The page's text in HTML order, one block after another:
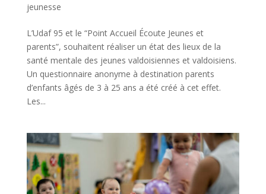
jeunesse
L’Udaf 95 et le “Point Accueil Écoute Jeunes et
parents”, souhaitent réaliser un état des lieux de la
santé mentale des jeunes valdoisiennes et valdoisiens.
Un questionnaire anonyme à destination parents
d’enfants âgés de 3 à 25 ans a été créé à cet effet.
Les...